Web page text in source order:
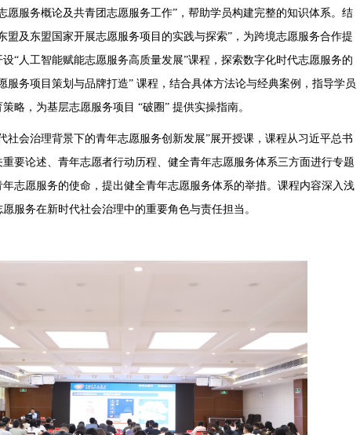
愿服务概论及共青团志愿服务工作”，帮助学员构建完整的知识体系。结
盟及东盟国家开展志愿服务项目的实践与探索”，为跨境志愿服务合作提
“人工智能赋能志愿服务高质量发展”课程，探索数字化时代志愿服务的
服务项目策划与品牌打造” 课程，结合具体方法论与经典案例，指导学员
略，为基层志愿服务项目 “破圈” 提供实操指南。
社会治理背景下的青年志愿服务创新发展”展开授课，课程从习近平总书
要论述、青年志愿者行动历程、健全青年志愿服务体系三方面进行专题
志愿服务的使命，提出健全青年志愿服务体系的举措。课程内容深入浅
服务在新时代社会治理中的重要角色与责任担当。